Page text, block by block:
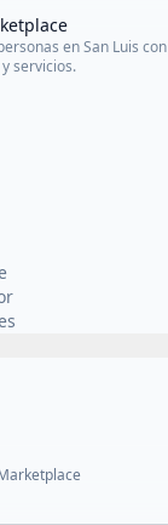
en San Luis con
servicios.